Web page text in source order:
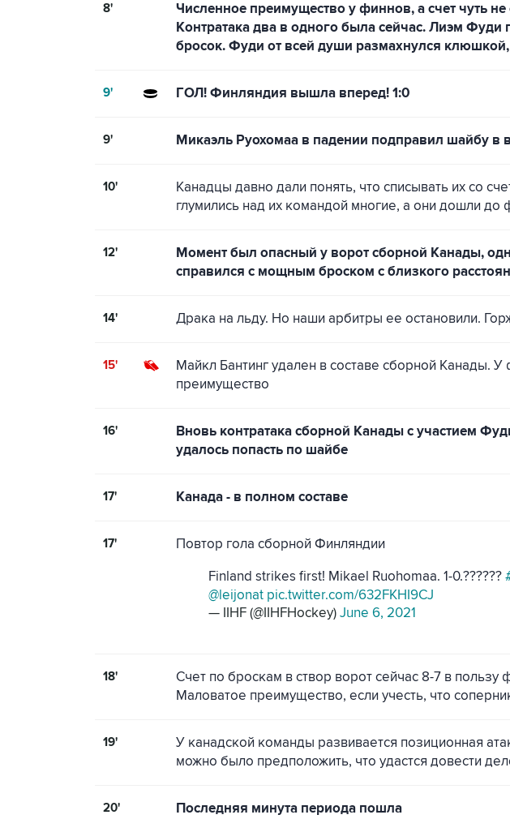
8'
Численное преимущество у финнов, а счет чуть
Контратака два в одного была сейчас. Лиэм Фуди
бросок. Фуди от всей души размахнулся
9' ГОЛ! Финляндия вышла вперед! 1:0
9' Микаэль Руохомаа в падении подправил шайбу в
10'
Канадцы давно дали понять, что списывать их со
глумились над их командой многие, а они дошли до
12'
Момент был опасный у ворот сборной Канады,
справился с мощным броском с близкого
14' Драка на льду. Но наши арбитры ее остановили.
15'
Майкл Бантинг удален в составе сборной Канады.
преимущество
16'
Вновь контратака сборной Канады с участием
удалось попасть по шайбе
17' Канада - в полном составе
17'
Повтор гола сборной Финляндии
Finland strikes first! Mikael Ruohomaa. 1-0.??????
@leijonat pic.twitter.com/632FKHI9CJ
— IIHF (@IIHFHockey) June 6, 2021
18'
Счет по броскам в створ ворот сейчас 8-7 в пользу
Маловатое преимущество, если учесть, что
19'
У канадской команды развивается позиционная
можно было предположить, что удастся довести
20' Последняя минута периода пошла